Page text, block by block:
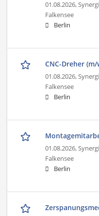
01.08.2026,
Falkensee
Berlin
CNC-Dreher
01.08.2026,
Falkensee
Berlin
01.08.2026,
Falkensee
Berlin